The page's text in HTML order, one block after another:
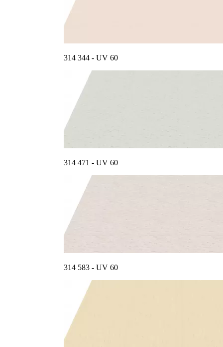
314 344 - UV 60
314 471 - UV 60
314 583 - UV 60